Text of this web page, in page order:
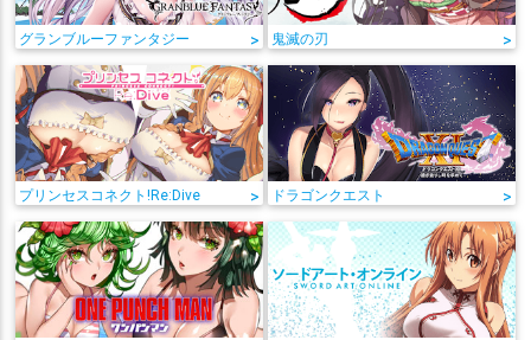
グランブルーファンタジー > 鬼滅の刃 >
プリンセスコネクト!Re:Dive > ドラゴンクエスト >